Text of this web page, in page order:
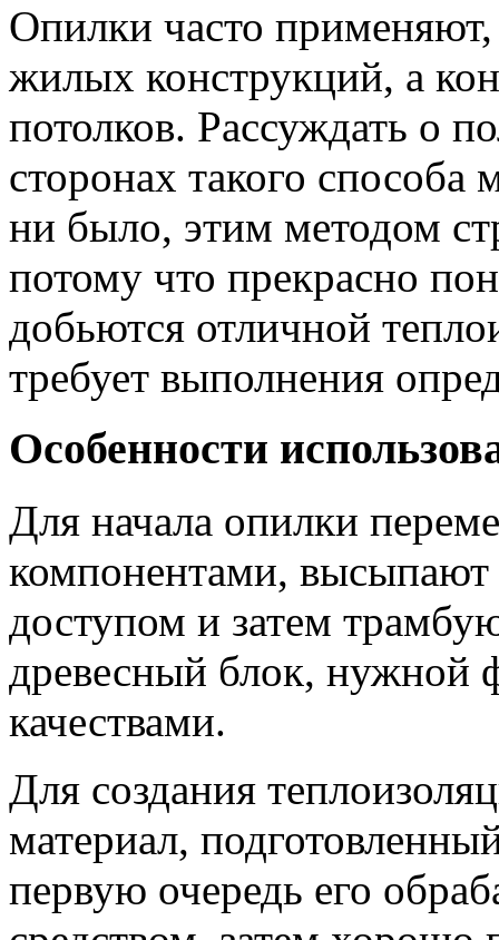
Опилки часто
жилых конструкций, а
потолков. Рассуждать о
сторонах такого
ни было, этим методом
потому что прекрасно
добьются отличной
требует выполнения
Особенности
Для начала опилки
компонентами, высыпают
доступом и затем
древесный блок,
качествами.
Для создания
материал,
первую очередь его